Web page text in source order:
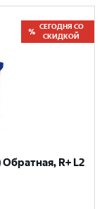
СЕГОДНЯ СО
СКИДКОЙ
Обратная, R+ L2